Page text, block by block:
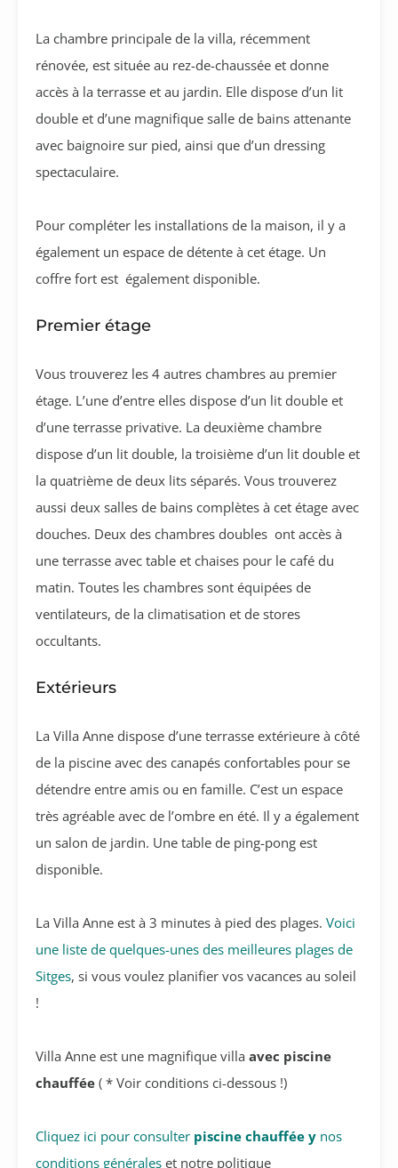
La chambre principale de la villa, récemment
rénovée, est située au rez-de-chaussée et donne
accès à la terrasse et au jardin. Elle dispose d’un lit
double et d’une magnifique salle de bains attenante
avec baignoire sur pied, ainsi que d’un dressing
spectaculaire.
Pour compléter les installations de la maison, il y a
également un espace de détente à cet étage. Un
coffre fort est également disponible.
Premier étage
Vous trouverez les 4 autres chambres au premier
étage. L’une d’entre elles dispose d’un lit double et
d’une terrasse privative. La deuxième chambre
dispose d’un lit double, la troisième d’un lit double et
la quatrième de deux lits séparés. Vous trouverez
aussi deux salles de bains complètes à cet étage avec
douches. Deux des chambres doubles ont accès à
une terrasse avec table et chaises pour le café du
matin. Toutes les chambres sont équipées de
ventilateurs, de la climatisation et de stores
occultants.
Extérieurs
La Villa Anne dispose d’une terrasse extérieure à côté
de la piscine avec des canapés confortables pour se
détendre entre amis ou en famille. C’est un espace
très agréable avec de l’ombre en été. Il y a également
un salon de jardin. Une table de ping-pong est
disponible.
La Villa Anne est à 3 minutes à pied des plages. Voici
une liste de quelques-unes des meilleures plages de
Sitges, si vous voulez planifier vos vacances au soleil
!
Villa Anne est une magnifique villa avec piscine
chauffée ( * Voir conditions ci-dessous !)
Cliquez ici pour consulter piscine chauffée y nos
conditions générales et notre politique